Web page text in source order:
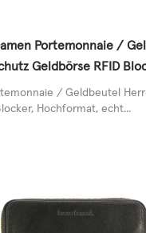
Portemonnaie /
Geldbörse RFID
Leder, taupe/ Geldbeutel
Hochformat, echt...